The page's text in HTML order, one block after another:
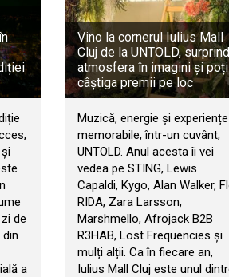
de
a
Vino la cornerul Iulius Mall
Cluj de la UNTOLD,
atmosfera în imagini și poți
câștiga premii pe loc
Muzică, energie și experiențe
memorabile, într-un cuvânt,
UNTOLD. Anul acesta îi vei
vedea pe STING, Lewis
Capaldi, Kygo, Alan Walker,
RIDA, Zara Larsson,
Marshmello, Afrojack B2B
R3HAB, Lost Frequencies și
mulți alții. Ca în fiecare an,
Iulius Mall Cluj este unul